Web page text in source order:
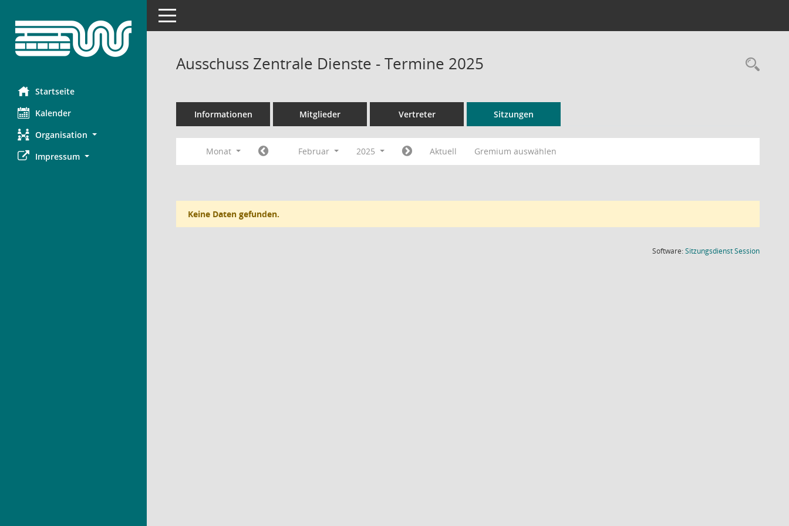
Startseite
Kalender
Organisation
Impressum
Toggle navigation
Ausschuss Zentrale Dienste - Termine 2025
Informationen Mitglieder Vertreter Sitzungen
Monat Februar 2025 Aktuell Gremium auswählen
Keine Daten gefunden.
Software:SitzungsdienstSession(Wird in